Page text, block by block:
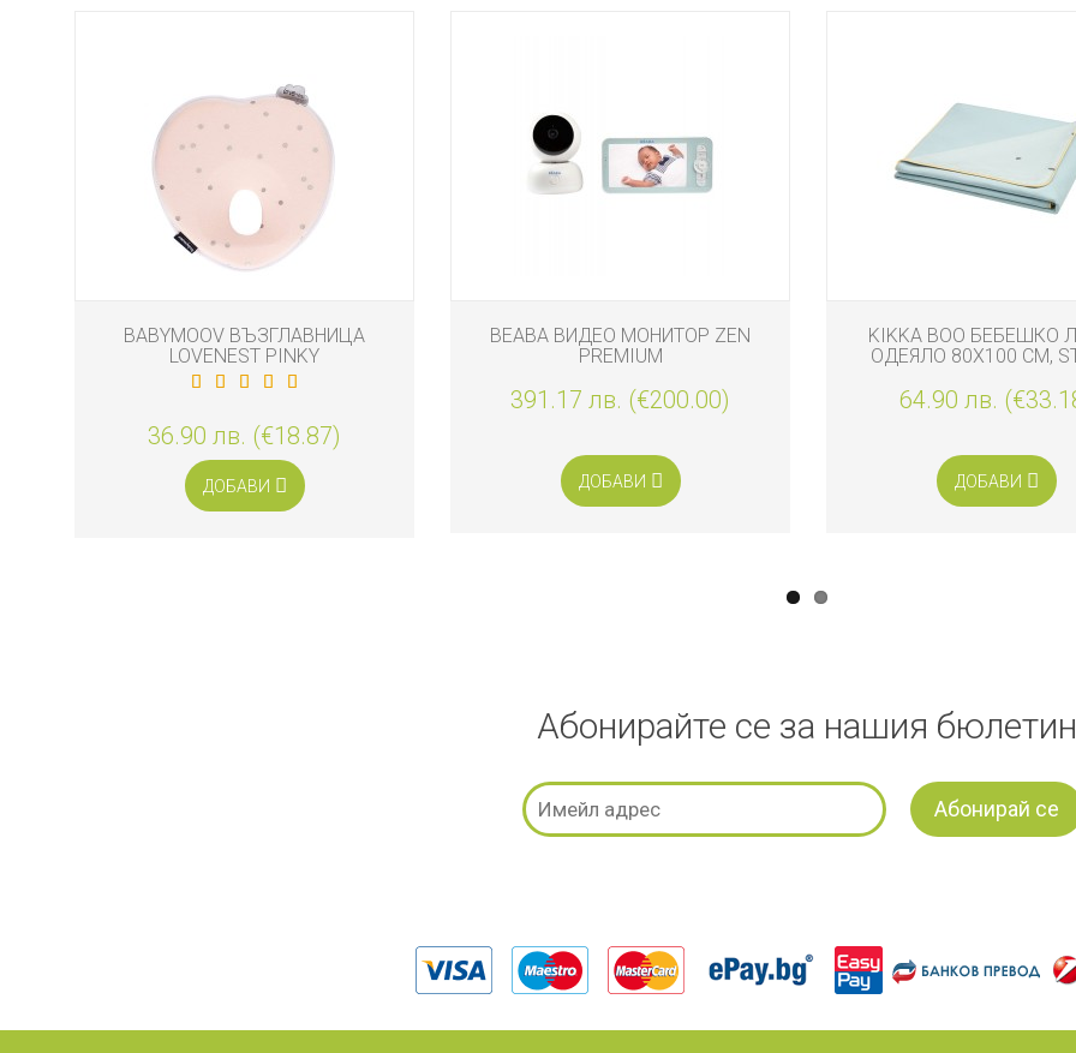
BABYMOOV ВЪЗГЛАВНИЦА
LOVENEST PINKY
36.90 лв. (€18.87)
ДОБАВИ
BEABA ВИДЕО МОНИТОР ZEN
PREMIUM
391.17 лв. (€200.00)
ДОБАВИ
KIKKA BOO БЕБЕШКО
ОДЕЯЛО 80X100 СМ,
64.90 лв.
ДОБАВИ
Абонирайте се за нашия бюлетин